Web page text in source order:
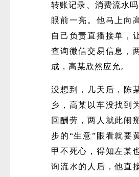
转账记录、消费流水吗
眼前一亮。他马上向
自己负责直播接单，
查询微信交易信息，
成，高某欣然应允。
没想到，几天后，陈
乡，高某以车没找到
回酬劳，两人就此闹
步的“生意”眼看就要
甲不死心，得知左某
询流水的人后，他直